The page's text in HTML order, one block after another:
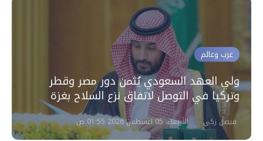
عرب وعالم
ولي العهد السعودي يُثمن دور مصر وقطر
وتركيا في التوصل لاتفاق نزع السلاح بغزة
فيصل زكي الأربعاء، 05 اغسطس 2026 01:55 ص